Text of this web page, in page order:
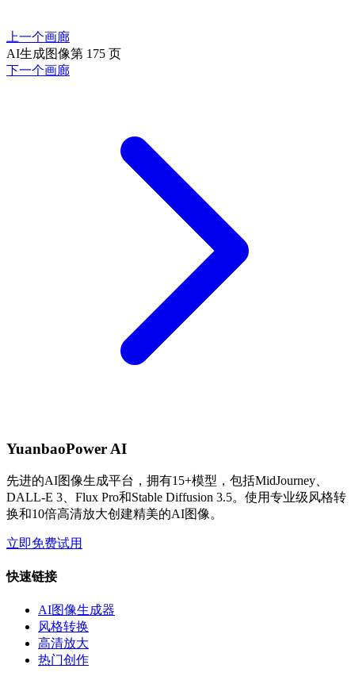
上一个画廊
AI生成图像第 175 页
下一个画廊
YuanbaoPower AI
先进的AI图像生成平台，拥有15+模型，包括MidJourney、
DALL-E 3、Flux Pro和Stable Diffusion 3.5。使用专业级风格转
换和10倍高清放大创建精美的AI图像。
立即免费试用
快速链接
AI图像生成器
风格转换
高清放大
热门创作